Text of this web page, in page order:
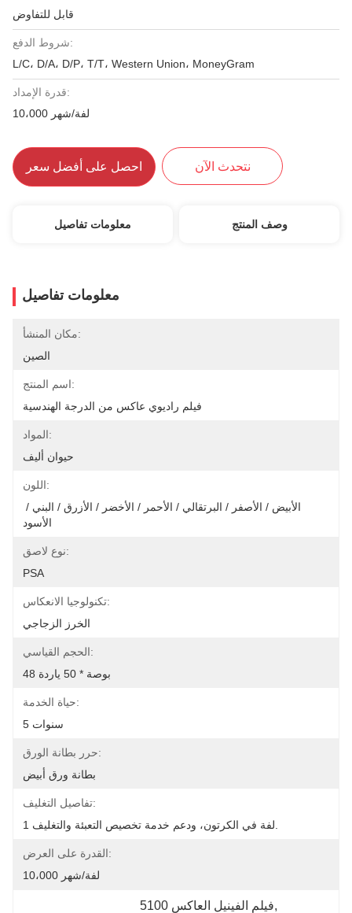
قابل للتفاوض
شروط الدفع:
L/C، D/A، D/P، T/T، Western Union، MoneyGram
قدرة الإمداد:
10،000 لفة/شهر
احصل على أفضل سعر نتحدث الآن
معلومات تفاصيل وصف المنتج
معلومات تفاصيل
مكان المنشأ:
الصين
اسم المنتج:
فيلم راديوي عاكس من الدرجة الهندسية
المواد:
حيوان أليف
اللون:
الأسود
نوع لاصق:
PSA
تكنولوجيا الانعكاس:
الخرز الزجاجي
الحجم القياسي:
48 بوصة * 50 ياردة
حياة الخدمة:
5 سنوات
حرر بطانة الورق:
بطانة ورق أبيض
تفاصيل التغليف:
القدرة على العرض:
10،000 لفة/شهر
5100 فيلم الفينيل العاكس,